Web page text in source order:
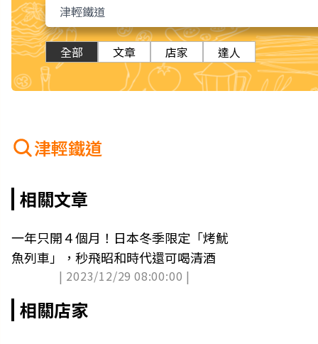
全部 文章 店家 達人
津輕鐵道
相關文章
一年只開４個月！日本冬季限定「烤魷
魚列車」，秒飛昭和時代還可喝清酒
| 2023/12/29 08:00:00 |
相關店家